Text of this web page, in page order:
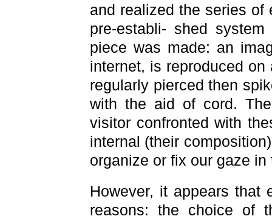
and realized the series of
pre-establi- shed
piece was made: an
internet, is reproduced
regularly pierced then
with the aid of cord.
visitor confronted with
internal (their
organize or fix our gaze
However, it appears that
reasons: the choice of